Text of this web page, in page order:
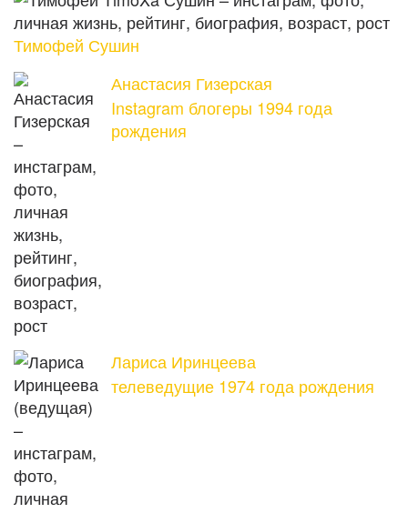
Тимофей Сушин
Анастасия Гизерская
Instagram блогеры 1994 года
рождения
Лариса Иринцеева
телеведущие 1974 года рождения